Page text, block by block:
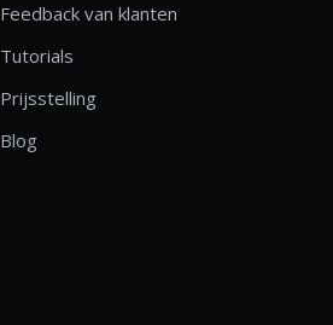
Feedback van klanten
Tutorials
Prijsstelling
Blog